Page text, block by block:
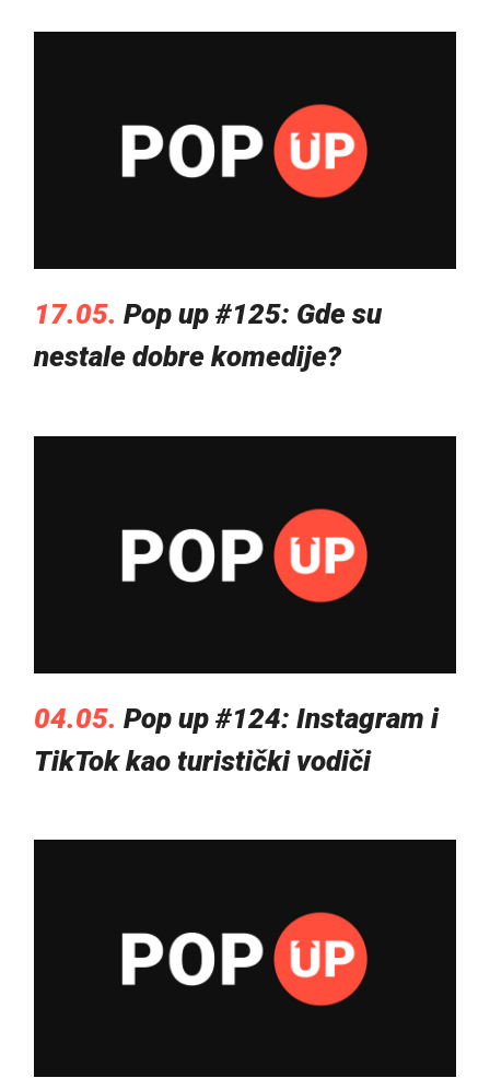
17.05. Pop up #125: Gde su
nestale dobre komedije?
04.05. Pop up #124: Instagram i
TikTok kao turistički vodiči